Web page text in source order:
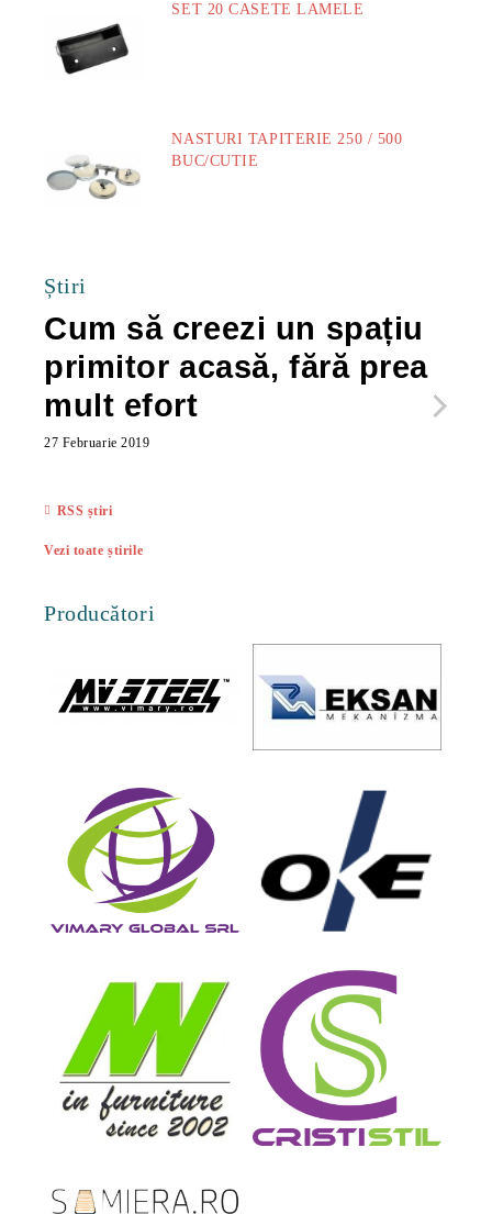
SET 20 CASETE LAMELE
NASTURI TAPITERIE 250 / 500
BUC/CUTIE
Știri
Cum să creezi un spațiu
primitor acasă, fără prea
mult efort
27 Februarie 2019
RSS știri
Vezi toate știrile
Producători